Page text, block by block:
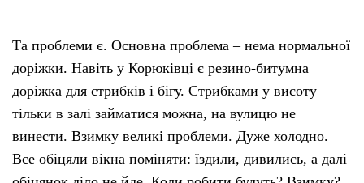
Та проблеми є. Основна проблема – нема нормальної
доріжки. Навіть у Корюківці є резино-битумна
доріжка для стрибків і бігу. Стрибками у висоту
тільки в залі займатися можна, на вулицю не
винести. Взимку великі проблеми. Дуже холодно.
Все обіцяли вікна поміняти: їздили, дивились, а далі